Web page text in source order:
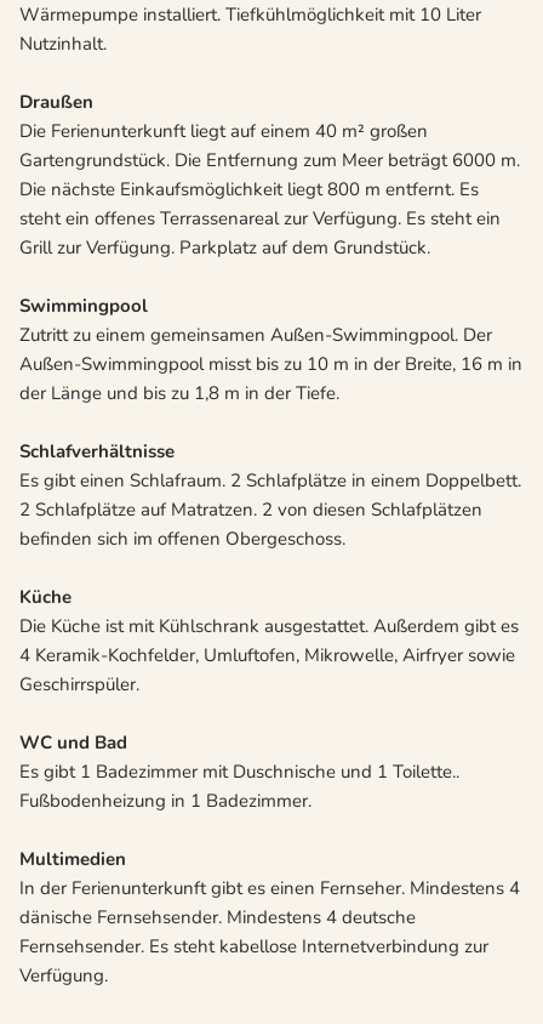
Wärmepumpe installiert. Tiefkühlmöglichkeit mit 10 Liter
Nutzinhalt.
Draußen
Die Ferienunterkunft liegt auf einem 40 m² großen
Gartengrundstück. Die Entfernung zum Meer beträgt 6000 m.
Die nächste Einkaufsmöglichkeit liegt 800 m entfernt. Es
steht ein offenes Terrassenareal zur Verfügung. Es steht ein
Grill zur Verfügung. Parkplatz auf dem Grundstück.
Swimmingpool
Zutritt zu einem gemeinsamen Außen-Swimmingpool. Der
Außen-Swimmingpool misst bis zu 10 m in der Breite, 16 m in
der Länge und bis zu 1,8 m in der Tiefe.
Schlafverhältnisse
Es gibt einen Schlafraum. 2 Schlafplätze in einem Doppelbett.
2 Schlafplätze auf Matratzen. 2 von diesen Schlafplätzen
befinden sich im offenen Obergeschoss.
Küche
Die Küche ist mit Kühlschrank ausgestattet. Außerdem gibt es
4 Keramik-Kochfelder, Umluftofen, Mikrowelle, Airfryer sowie
Geschirrspüler.
WC und Bad
Es gibt 1 Badezimmer mit Duschnische und 1 Toilette..
Fußbodenheizung in 1 Badezimmer.
Multimedien
In der Ferienunterkunft gibt es einen Fernseher. Mindestens 4
dänische Fernsehsender. Mindestens 4 deutsche
Fernsehsender. Es steht kabellose Internetverbindung zur
Verfügung.